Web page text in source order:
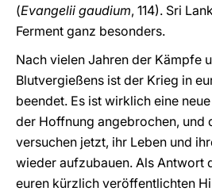
(Evangelii gaudium, 114). Sri
Ferment ganz besonders.
Nach vielen Jahren der Kämpfe
Blutvergießens ist der Krieg in
beendet. Es ist wirklich eine
der Hoffnung angebrochen, und
versuchen jetzt, ihr Leben und
wieder aufzubauen. Als Antwort
euren kürzlich veröffentlichten